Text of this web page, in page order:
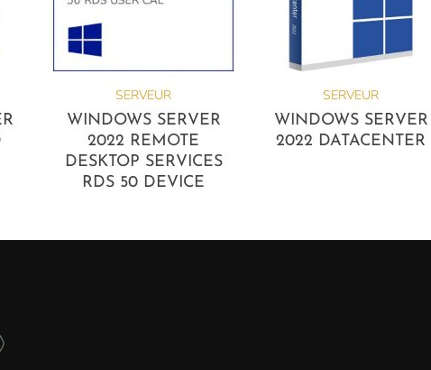
SERVEUR
WINDOWS SERVER
2022 REMOTE
DESKTOP SERVICES
RDS 50 DEVICE
SERVEUR
WINDOWS SERVER
2022 DATACENTER